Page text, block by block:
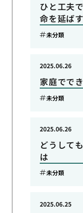
ひと工夫
命を延ば
未分類
家庭でで
2025.06.26
未分類
どうして
は
2025.06.26
未分類
2025.06.25